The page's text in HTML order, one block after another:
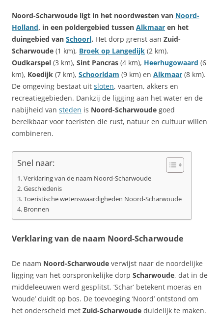
Noord-Scharwoude ligt in het noordwesten van Noord-
Holland, in een poldergebied tussen Alkmaar en het
duingebied van Schoorl. Het dorp grenst aan Zuid-
Scharwoude (1 km), Broek op Langedijk (2 km),
Oudkarspel (3 km), Sint Pancras (4 km), Heerhugowaard (6
km), Koedijk (7 km), Schoorldam (9 km) en Alkmaar (8 km).
De omgeving bestaat uit sloten, vaarten, akkers en
recreatiegebieden. Dankzij de ligging aan het water en de
nabijheid van steden is Noord-Scharwoude goed
bereikbaar voor toeristen die rust, natuur en cultuur willen
combineren.
Snel naar:
Verklaring van de naam Noord-Scharwoude
Geschiedenis
Toeristische wetenswaardigheden Noord-Scharwoude
Bronnen
Verklaring van de naam Noord-Scharwoude
De naam Noord-Scharwoude verwijst naar de noordelijke
ligging van het oorspronkelijke dorp Scharwoude, dat in de
middeleeuwen werd gesplitst. ‘Schar’ betekent moeras en
‘woude’ duidt op bos. De toevoeging ‘Noord’ ontstond om
het onderscheid met Zuid-Scharwoude duidelijk te maken.